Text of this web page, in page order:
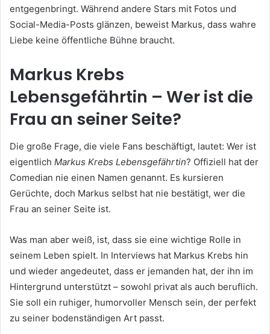
entgegenbringt. Während andere Stars mit Fotos und
Social-Media-Posts glänzen, beweist Markus, dass wahre
Liebe keine öffentliche Bühne braucht.
Markus Krebs
Lebensgefährtin – Wer ist die
Frau an seiner Seite?
Die große Frage, die viele Fans beschäftigt, lautet: Wer ist
eigentlich Markus Krebs Lebensgefährtin? Offiziell hat der
Comedian nie einen Namen genannt. Es kursieren
Gerüchte, doch Markus selbst hat nie bestätigt, wer die
Frau an seiner Seite ist.
Was man aber weiß, ist, dass sie eine wichtige Rolle in
seinem Leben spielt. In Interviews hat Markus Krebs hin
und wieder angedeutet, dass er jemanden hat, der ihn im
Hintergrund unterstützt – sowohl privat als auch beruflich.
Sie soll ein ruhiger, humorvoller Mensch sein, der perfekt
zu seiner bodenständigen Art passt.